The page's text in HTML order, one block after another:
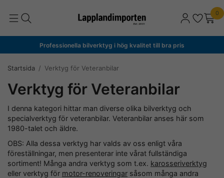
0
Professionella bilverktyg i hög kvalitet till bra pris
Startsida / Verktyg för Veteranbilar
Verktyg för Veteranbilar
I denna kategori hittar man diverse olika bilverktyg och
specialverktyg för veteranbilar. Veteranbilar anses här som
1980-talet och äldre.
OBS: Alla dessa verktyg har valds av oss enligt våra
föreställningar, men presenterar inte vårat fullständiga
sortiment! Många andra verktyg som t.ex. karosseriverktyg
eller verktyg för motor-renoveringar såsom många andra